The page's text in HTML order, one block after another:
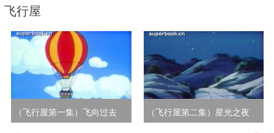
飞行屋
（飞行屋第一集）飞向过去 （飞行屋第二集）星光之夜